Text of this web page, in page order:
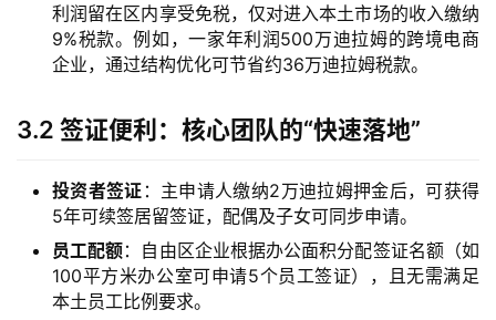
利润留在区内享受免税，仅对进入本土市场的收入缴纳
9%税款。例如，一家年利润500万迪拉姆的跨境电商
企业，通过结构优化可节省约36万迪拉姆税款。
3.2 签证便利：核心团队的“快速落地”
投资者签证 ：主申请人缴纳2万迪拉姆押金后，可获得
5年可续签居留签证，配偶及子女可同步申请。
员工配额：自由区企业根据办公面积分配签证名额（如
100平方米办公室可申请5个员工签证），且无需满足
本土员工比例要求。